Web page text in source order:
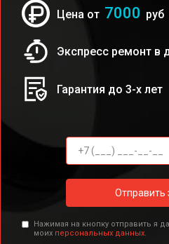
Цена от 7000 руб
Экспресс ремонт в
Гарантия до 3-х лет
Отправить
Нажимая на кнопку отправить я
моих персональных данных.